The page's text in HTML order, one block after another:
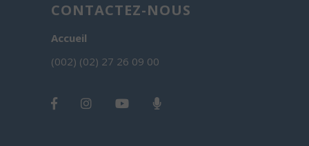
CONTACTEZ-NOUS
Accueil
(002) (02) 27 26 09 00